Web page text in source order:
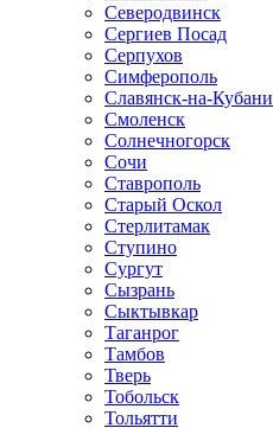
Северодвинск
Сергиев Посад
Серпухов
Симферополь
Славянск-на-Кубани
Смоленск
Солнечногорск
Сочи
Ставрополь
Старый Оскол
Стерлитамак
Ступино
Сургут
Сызрань
Сыктывкар
Таганрог
Тамбов
Тверь
Тобольск
Тольятти